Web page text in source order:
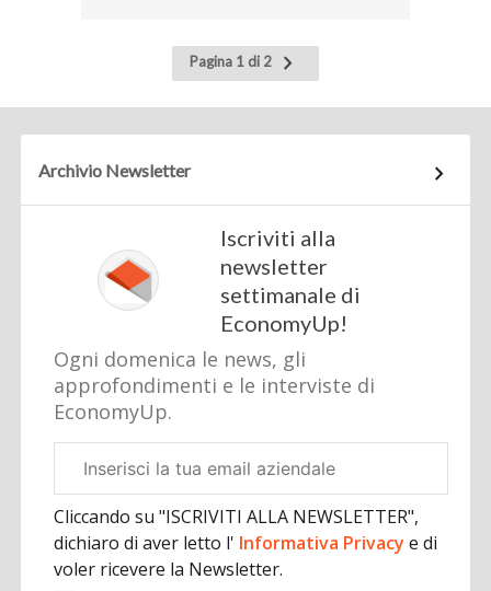
Pagina 1 di 2
Pagina
successiva
Archivio Newsletter
Iscriviti alla
newsletter
settimanale di
EconomyUp!
Ogni domenica le news, gli
approfondimenti e le interviste di
EconomyUp.
aziendale
Cliccando su "ISCRIVITI ALLA NEWSLETTER",
dichiaro di aver letto l' Informativa Privacye di
voler ricevere la Newsletter.